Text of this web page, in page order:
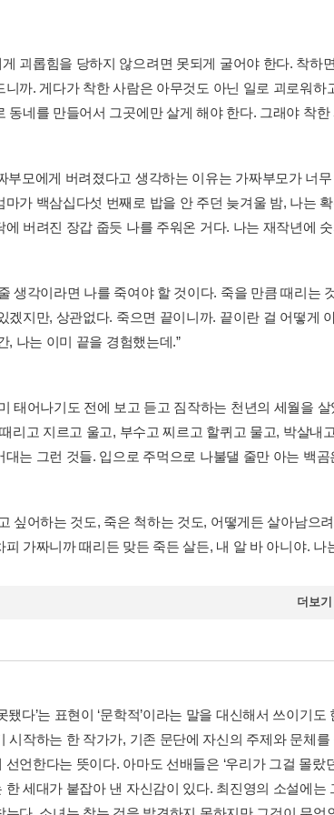
괴롭힘을 당하지 않으려면 못되게 굴어야 한다. 착하
니까. 게다가 착한 사람은 아무것도 아닌 일로 괴로워
동네를 만들어서 그곳에만 살게 해야 한다. 그래야 착한
부모에게 버려졌다고 생각하는 이유는 가짜부모가 너
마가 백삼십다섯 번째로 밥을 안 주던 늦겨울 밤, 나는
에 버려진 장갑 줍듯 나를 주워온 거다. 나는 재작년에
생각이라면 나를 죽여야 할 것이다. 죽을 만큼 때리는
겠지만, 상관없다. 죽으면 끝이니까. 끝이란 걸 어떻게
, 나는 이미 끝을 경험했는데.”
태어나기도 전에 보고 듣고 짐작하는 천년의 세월을
리고 지르고 울고, 부수고 찌르고 할퀴고 물고, 박살내
대는 그런 것들. 입으로 주먹으로 나불댈 줄만 아는 백곰
싶어하는 것도, 죽은 척하는 것도, 어떻게든 살아남으
피 가짜니까 때리든 맞든 죽든 살든, 내 알 바 아니야. 나
더보기
됐다’는 표현이 ‘문학적’이라는 말을 대신해서 쓰이기
시작하는 한 작가가, 기존 문단에 자신의 주제와 문체
선언한다는 뜻이다. 아마도 선배들은 ‘우리가 그걸 몰
한 세대가 붙잡아 낸 자신감이 있다. 최진영의 소설에